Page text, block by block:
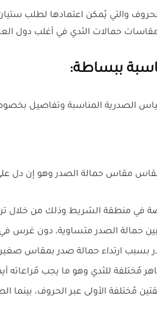
حمالات الثدي في أغلب دول
ببساطة:
الصدرية المناسبة وتفاصيل
في منطقة الشريط وذلك من خلال
حمالة الصدر متساوية، دون غرس
بسبب ارتداء حمالة صدر بمقاس
مُختلفة للثدي وهو ما يجب مُراعاته
مُختلفة الأولى عبر الحروف، بينما